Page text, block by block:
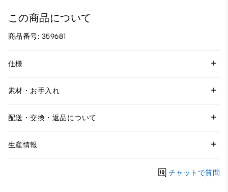
この商品について
商品番号: 359681
仕様
素材・お手入れ
配送・交換・返品について
生産情報
チャットで質問